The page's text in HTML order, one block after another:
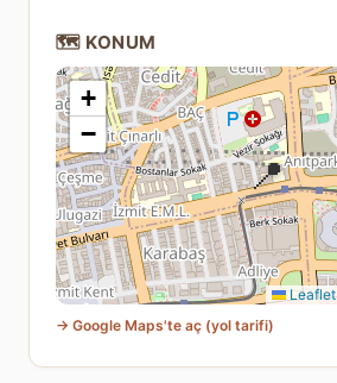
🗺️ KONUM
📍
+
−
Leaflet
→ Google Maps'te aç (yol tarifi)